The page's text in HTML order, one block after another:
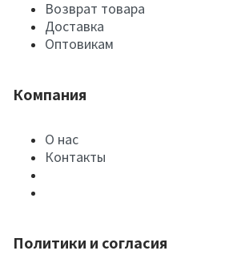
Возврат товара
Доставка
Оптовикам
Компания
О нас
Контакты
Политики и согласия